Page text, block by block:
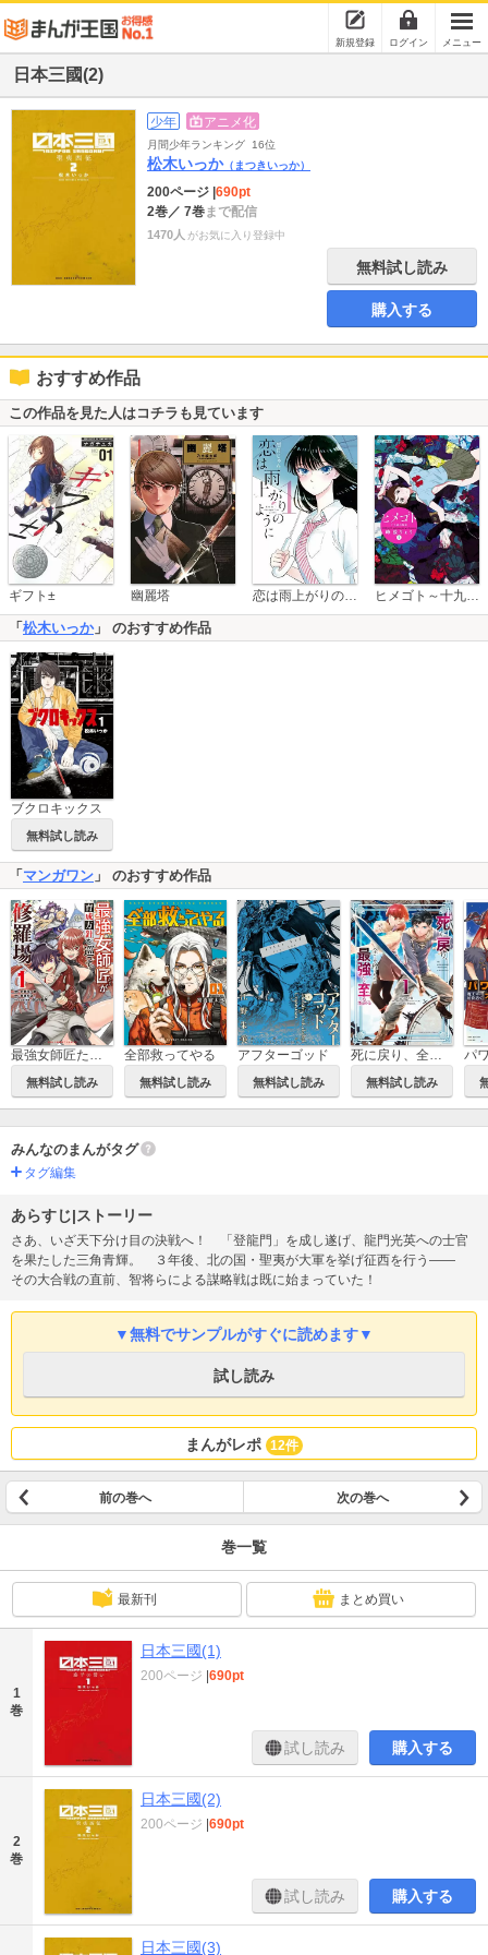
新規登録 ログイン メニュー
日本三國(2)
少年 アニメ化
月間少年ランキング 16位
松木いっか（まつきいっか）
200ページ 690pt
2巻／ 7巻まで配信
1470人 がお気に入り登録中
無料試し読み
購入する
おすすめ作品
この作品を見た人はコチラも見ています
ギフト± 幽麗塔 恋は雨上がりのように ヒメゴト～十九歳の制服～
「 松木いっか」 のおすすめ作品
ブクロキックス
無料試し読み
「 マンガワン 」 のおすすめ作品
最強女師匠たちが育成方針を巡って修羅場
無料試し読み
全部救ってやる
無料試し読み
アフターゴッド
無料試し読み
死に戻り、全てを救うために最強へと至る@comic
無料試し読み
みんなのまんがタグ
タグ編集
あらすじ|ストーリー
さあ、いざ天下分け目の決戦へ！ 「登龍門」を成し遂げ、龍門光英への士官
を果たした三角青輝。 ３年後、北の国・聖夷が大軍を挙げ征西を行う――
その大合戦の直前、智将らによる謀略戦は既に始まっていた！
▼無料でサンプルがすぐに読めます▼
試し読み
まんがレポ 12件
前の巻へ 次の巻へ
巻一覧
最新刊 まとめ買い
1
巻
日本三國(1)
200ページ 690pt
試し読み 購入する
2
巻
日本三國(2)
200ページ 690pt
試し読み 購入する
日本三國(3)